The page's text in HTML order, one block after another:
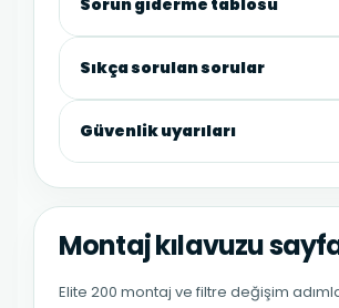
Sorun giderme tablosu
Sıkça sorulan sorular
Güvenlik uyarıları
Montaj kılavuzu
Elite 200 montaj ve filtre değişim